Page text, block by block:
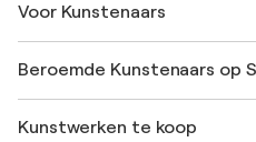
SINGULART Cadeaubon
Neem deel aan ons
Mijn Account
+31 20 241 4758
Veelgestelde Vragen
Singulart Magazine
Werken bij SINGULART
Ontdek gecureerde originele
Voor Kunstenaars
Inloggen als Artiest
Beroemde Kunstenaars op
Marc Chagall
Kunstwerken te koop